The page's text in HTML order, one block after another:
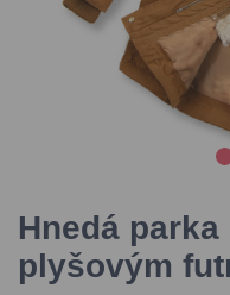
Hnedá
plyšovým